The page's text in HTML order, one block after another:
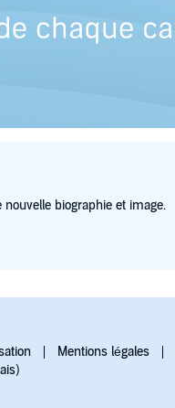
biographie et image.
Mentions légales